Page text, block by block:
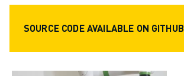
FORATURA E MASCHIATURA AD ALTA VELOCITÀ
STAMPAGGIO A INIEZIONE
MOVIMENTAZIONE DEI MATERIALI
VERNICIATURA
SOURCE CODE AVAILABLE ON GITHUB